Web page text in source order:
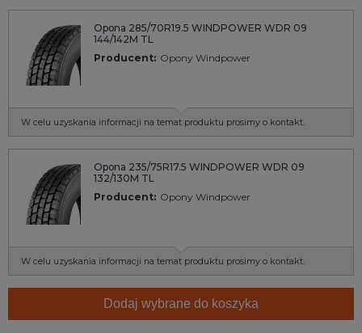
Opona 285/70R19.5 WINDPOWER WDR 09
144/142M TL
Producent: Opony Windpower
W celu uzyskania informacji na temat produktu prosimy o kontakt.
Opona 235/75R17.5 WINDPOWER WDR 09
132/130M TL
Producent: Opony Windpower
W celu uzyskania informacji na temat produktu prosimy o kontakt.
Dodaj wybrane do koszyka